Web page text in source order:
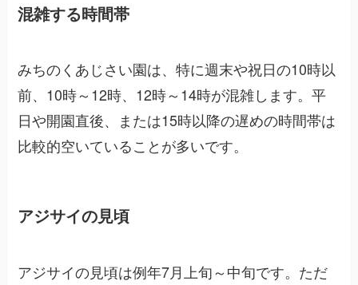
混雑する時間帯
みちのくあじさい園は、特に週末や祝日の10時以
前、10時～12時、12時～14時が混雑します。平
日や開園直後、または15時以降の遅めの時間帯は
比較的空いていることが多いです。
アジサイの見頃
アジサイの見頃は例年7月上旬～中旬です。ただ